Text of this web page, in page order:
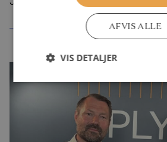
AFVIS ALLE
VIS DETALJER